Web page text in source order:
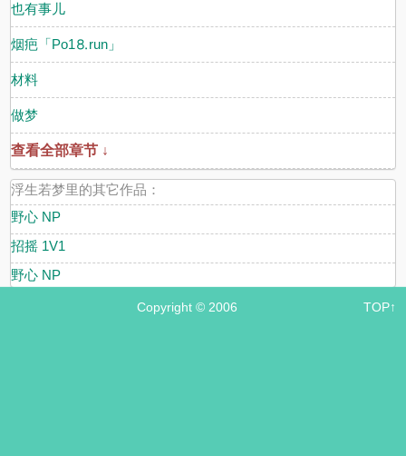
也有事儿
烟疤「Рo1⒏run」
材料
做梦
查看全部章节 ↓
浮生若梦里的其它作品：
野心 NP
招摇 1V1
野心 NP
Copyright © 2006 TOP↑